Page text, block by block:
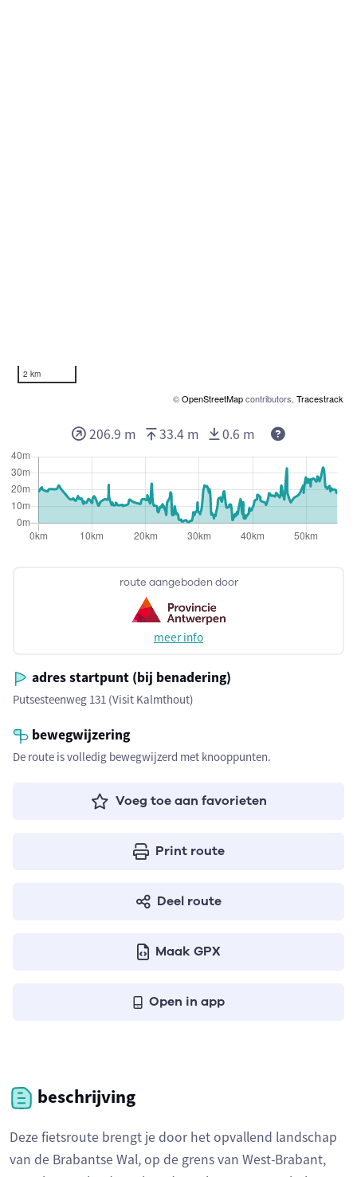
2 km
©OpenStreetMapcontributors, Tracestrack
route aangeboden door
meer info
adres startpunt (bij benadering)
Putsesteenweg 131 (Visit Kalmthout)
bewegwijzering
De route is volledig bewegwijzerd met knooppunten.
Voeg toe aan favorieten
Print route
Deel route
Maak GPX
Open in app
206.9 m 33.4 m 0.6 m Deze
beschrijving
Deze fietsroute brengt je door het opvallend landschap
van de Brabantse Wal, op de grens van West-Brabant,